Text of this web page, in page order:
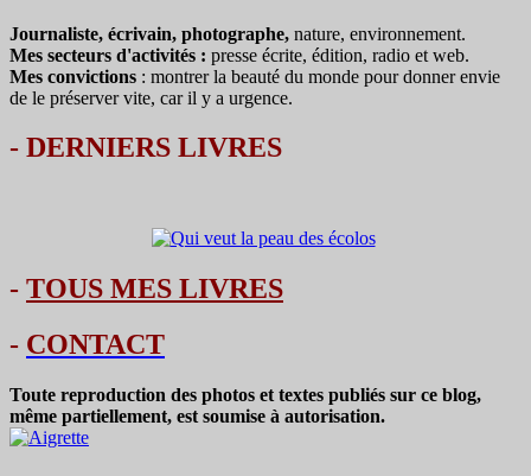
Journaliste, écrivain, photographe, nature, environnement.
Mes secteurs d'activités : presse écrite, édition, radio et web.
Mes convictions : montrer la beauté du monde pour donner envie
de le préserver vite, car il y a urgence.
- DERNIERS LIVRES
- TOUS MES LIVRES
- CONTACT
Toute reproduction des photos et textes publiés sur ce blog,
même partiellement, est soumise à autorisation.